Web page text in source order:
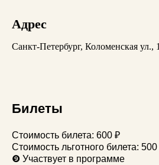
Адрес
Санкт-Петербург, Коломенская ул.,
Билеты
Стоимость билета: 600 ₽
Стоимость льготного билета: 500
❾ Участвует в программе